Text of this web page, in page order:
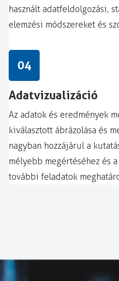
használt adatfeldolgozási,
elemzési módszereket és
04
Adatvizualizáció
Az adatok és eredmények
kiválasztott ábrázolása és
nagyban hozzájárul a
mélyebb megértéséhez és
további feladatok